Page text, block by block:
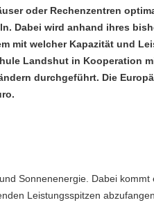
oder Rechenzentren
Dabei wird anhand ihres
mit welcher Kapazität und
Landshut in Kooperation
durchgeführt. Die
Sonnenenergie. Dabei
Leistungsspitzen